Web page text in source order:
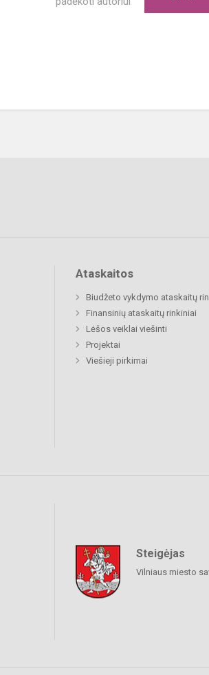
Ataskaitos
Biudžeto vykdymo ataskaitų
Finansinių ataskaitų rinkiniai
Lėšos veiklai viešinti
Projektai
Viešieji pirkimai
Steigėjas
Vilniaus miesto